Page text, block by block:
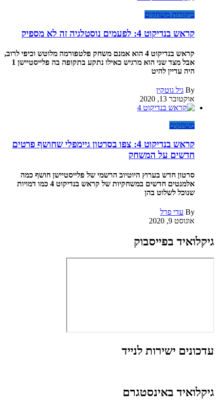
ביקורות משחקים
קראש בנדיקוט 4: לפעמים נוסטלגיה זה לא מספיק
קראש בנדיקוט 4 הוא אמנם משחק פלטפורמה מלוטש וכיפי לרוב,
אבל מצד שני הוא מרגיש כאילו נתקע בתקופה בה פלייסטיישן 1
היה עדיין להיט
By גיל גוטקין
אוקטובר 13, 2020
משחקים
קראש בנדיקוט 4: צפו בסרטון גיימפלי שחושף פרטים
חדשים על המשחק
סרטון חדש בערוץ היוטיוב הרשמי של פלייסטיישן חושף כמה
אלמנטים חדשים במשחקיות של קראש בנדיקוט 4 כמו דמויות
שנוכל לשלוט בהן
By עדי פרל
אוגוסט 9, 2020
גיקלואיד בפייסבוק
עדכונים ישירות לנייד
גיקלואיד באינסטגרם